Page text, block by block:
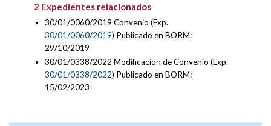
2 Expedientes relacionados
30/01/0060/2019 Convenio (Exp.
30/01/0060/2019) Publicado en BORM:
29/10/2019
30/01/0338/2022 Modificacion de Convenio (Exp.
30/01/0338/2022) Publicado en BORM:
15/02/2023